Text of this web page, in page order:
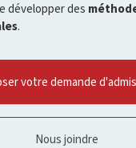
développer des
.
votre demande
Nous joindre